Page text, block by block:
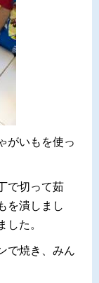
がいもを使っ
で切って茹
を潰しまし
した。
で焼き、みん